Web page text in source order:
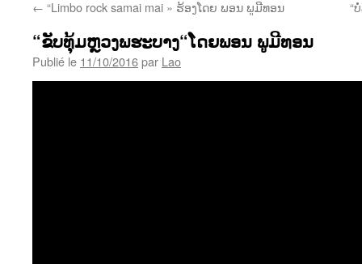
← “Limbo rock samai mai » ຮ້ອງໂດຍ ພອນ ພູມີທອນ “
“ຂັບທຸ້ມຫຼວງພຮະບາງ“ໂດຍພອນ ພູມີທອນ
Publié le 11/10/2016par Lao